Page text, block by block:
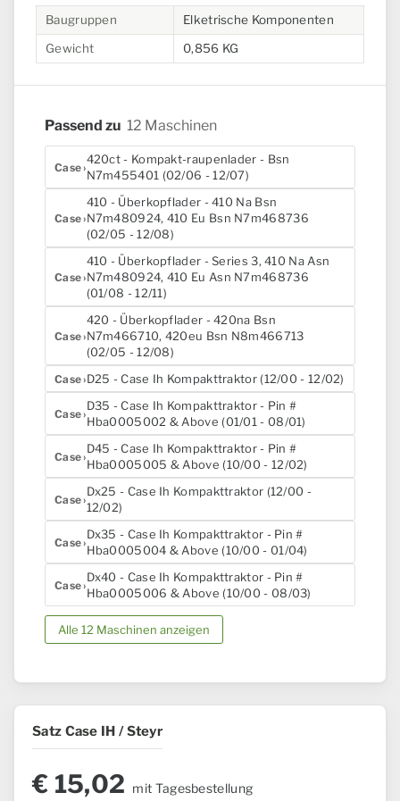
Baugruppen
Elketrische Komponenten
Gewicht
0,856 KG
Passend zu 12 Maschinen
Case
420ct - Kompakt-raupenlader - Bsn
N7m455401 (02/06 - 12/07)
Case
410 - Überkopflader - 410 Na Bsn
N7m480924, 410 Eu Bsn N7m468736
(02/05 - 12/08)
Case
410 - Überkopflader - Series 3, 410 Na Asn
N7m480924, 410 Eu Asn N7m468736
(01/08 - 12/11)
Case
420 - Überkopflader - 420na Bsn
N7m466710, 420eu Bsn N8m466713
(02/05 - 12/08)
Case D25 - Case Ih Kompakttraktor (12/00 - 12/02)
Case
D35 - Case Ih Kompakttraktor - Pin #
Hba0005002 & Above (01/01 - 08/01)
Case
D45 - Case Ih Kompakttraktor - Pin #
Hba0005005 & Above (10/00 - 12/02)
Case
Dx25 - Case Ih Kompakttraktor (12/00 -
12/02)
Case
Dx35 - Case Ih Kompakttraktor - Pin #
Hba0005004 & Above (10/00 - 01/04)
Case
Dx40 - Case Ih Kompakttraktor - Pin #
Hba0005006 & Above (10/00 - 08/03)
Alle 12 Maschinen anzeigen
Satz Case IH / Steyr
€ 15,02 mit Tagesbestellung